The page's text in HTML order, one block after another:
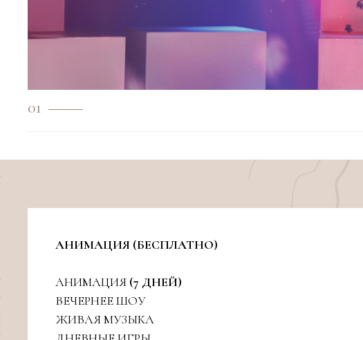
01
АНИМАЦИЯ (БЕСПЛАТНО)
АНИМАЦИЯ (7 ДНЕЙ)
ВЕЧЕРНЕЕ ШОУ
ЖИВАЯ МУЗЫКА